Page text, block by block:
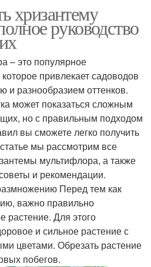
хризантему
руководство
– это популярное
привлекает садоводов
и разнообразием оттенков.
может показаться сложным
но с правильным подходом
вы сможете легко получить
мы рассмотрим все
мультифлора, а также
и рекомендации.
Перед тем как
важно правильно
растение. Для этого
и сильное растение с
цветами. Обрезать растение
побегов.